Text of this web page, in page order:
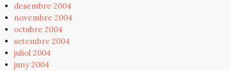
desembre 2004
novembre 2004
octubre 2004
setembre 2004
juliol 2004
juny 2004